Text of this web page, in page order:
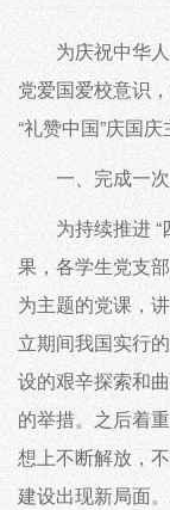
为庆祝中华
党爱国爱校意识
“礼赞中国”庆国庆
一、完成一
为持续推进 “
果，各学生党支
为主题的党课，
立期间我国实行
设的艰辛探索和
的举措。之后着
想上不断解放，
建设出现新局面